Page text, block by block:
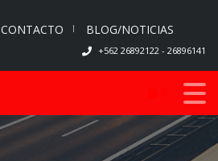
CONTACTO BLOG/NOTICIAS
+562 26892122 - 26896141